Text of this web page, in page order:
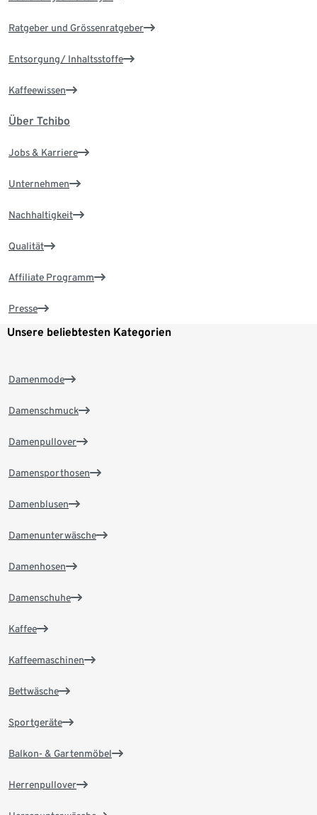
Ratgeber und Grössenratgeber
Entsorgung/ Inhaltsstoffe
Kaffeewissen
Über Tchibo
Jobs & Karriere
Unternehmen
Nachhaltigkeit
Qualität
Affiliate Programm
Presse
Unsere beliebtesten Kategorien
Damenmode
Damenschmuck
Damenpullover
Damensporthosen
Damenblusen
Damenunterwäsche
Damenhosen
Damenschuhe
Kaffee
Kaffeemaschinen
Bettwäsche
Sportgeräte
Balkon- & Gartenmöbel
Herrenpullover